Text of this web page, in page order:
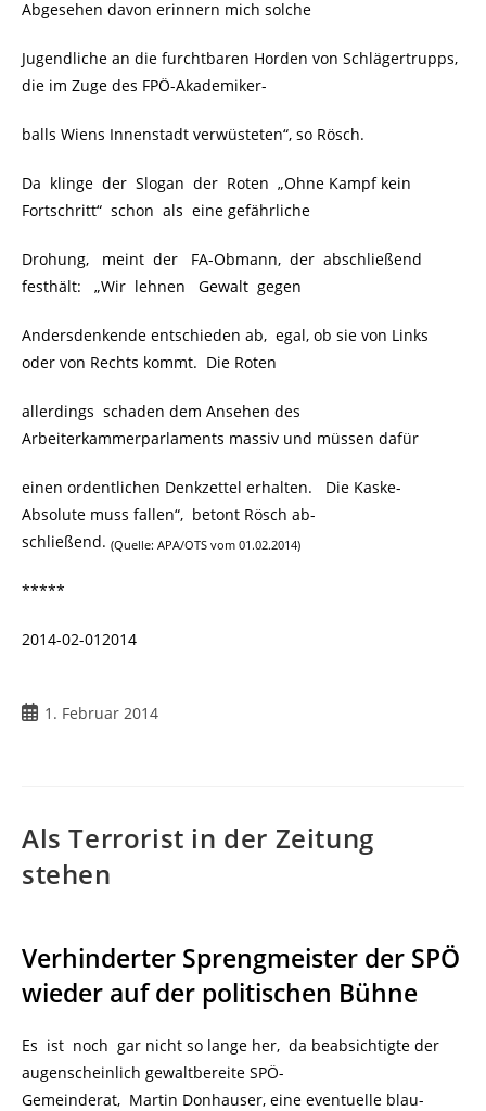
Abgesehen davon erinnern mich solche
Jugendliche an die furchtbaren Horden von Schlägertrupps,
die im Zuge des FPÖ-Akademiker-
balls Wiens Innenstadt verwüsteten“, so Rösch.
Da klinge der Slogan der Roten „Ohne Kampf kein
Fortschritt“ schon als eine gefährliche
Drohung, meint der FA-Obmann, der abschließend
festhält: „Wir lehnen Gewalt gegen
Andersdenkende entschieden ab, egal, ob sie von Links
oder von Rechts kommt. Die Roten
allerdings schaden dem Ansehen des
Arbeiterkammerparlaments massiv und müssen dafür
einen ordentlichen Denkzettel erhalten. Die Kaske-
Absolute muss fallen“, betont Rösch ab-
schließend. (Quelle: APA/OTS vom 01.02.2014)
*****
2014-02-012014
1. Februar 2014
Als Terrorist in der Zeitung
stehen
Verhinderter Sprengmeister der SPÖ
wieder auf der politischen Bühne
Es ist noch gar nicht so lange her, da beabsichtigte der
augenscheinlich gewaltbereite SPÖ-
Gemeinderat, Martin Donhauser, eine eventuelle blau-